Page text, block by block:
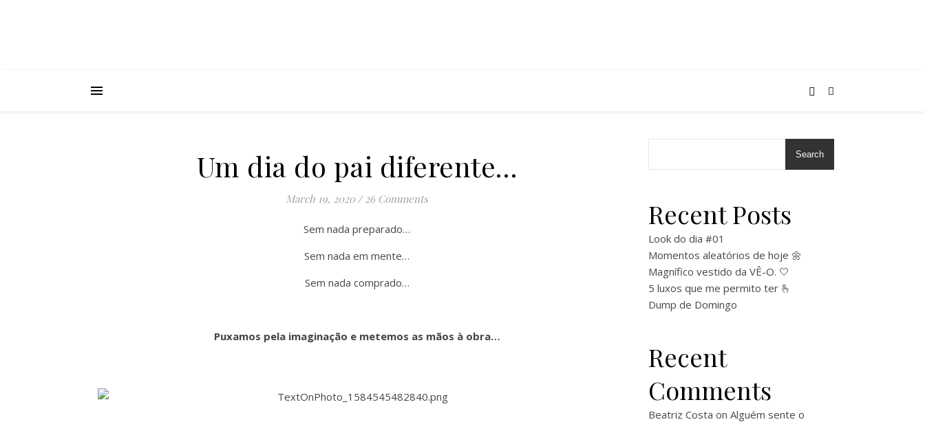
Um dia do pai diferente…
March 19, 2020 / 26 Comments
Sem nada preparado…
Sem nada em mente…
Sem nada comprado…
Puxamos pela imaginação e metemos as mãos à obra…
Search
Recent Posts
Look do dia #01
Momentos aleatórios de hoje 🌼
Magnífico vestido da VÊ-O. 🤍
5 luxos que me permito ter 🫰
Dump de Domingo
Recent
Comments
Beatriz Costa on Alguém sente o